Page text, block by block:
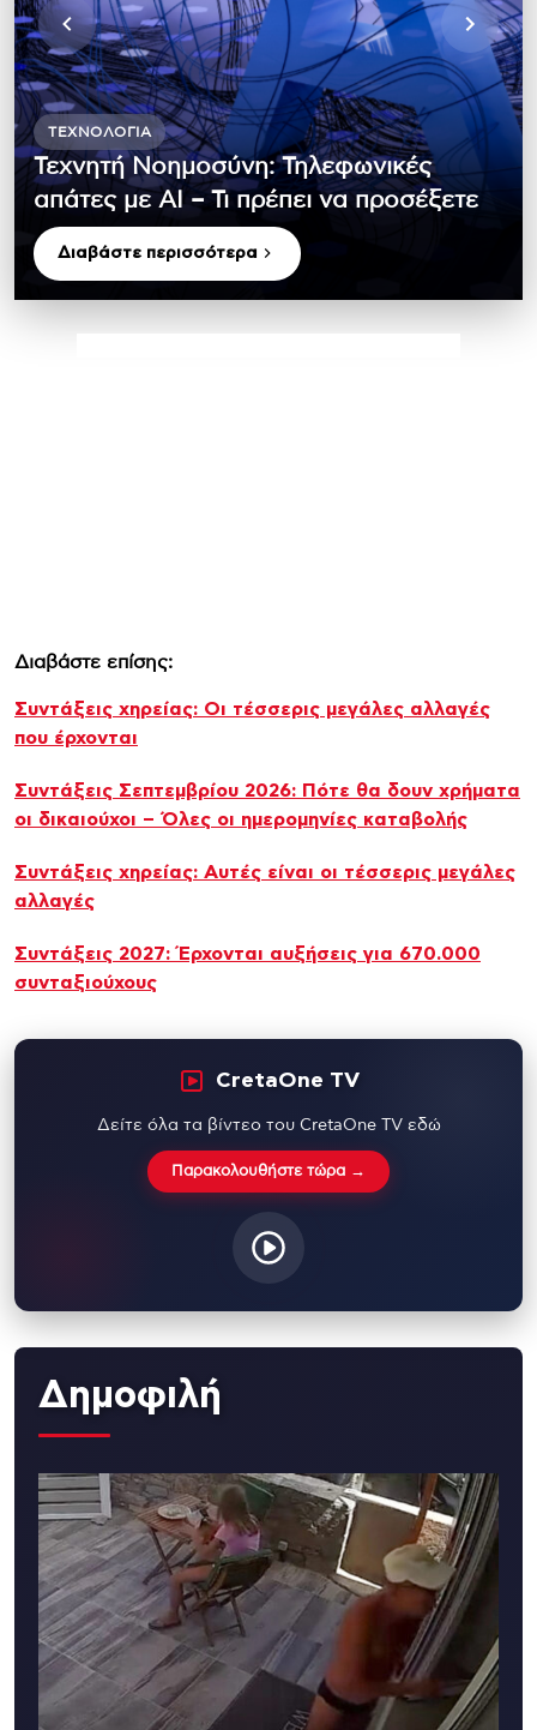
ΤΕΧΝΟΛΟΓΊΑ
Τεχνητή Νοημοσύνη: Τηλεφωνικές
απάτες με ΑΙ – Τι πρέπει να προσέξετε
Διαβάστε περισσότερα
Διαβάστε επίσης:
Συντάξεις χηρείας: Οι τέσσερις μεγάλες αλλαγές
που έρχονται
Συντάξεις Σεπτεμβρίου 2026: Πότε θα δουν χρήματα
οι δικαιούχοι – Όλες οι ημερομηνίες καταβολής
Συντάξεις χηρείας: Αυτές είναι οι τέσσερις μεγάλες
αλλαγές
Συντάξεις 2027: Έρχονται αυξήσεις για 670.000
συνταξιούχους
CretaOne TV
Δείτε όλα τα βίντεο του CretaOne TV εδώ
Παρακολουθήστε τώρα →
Δημοφιλή